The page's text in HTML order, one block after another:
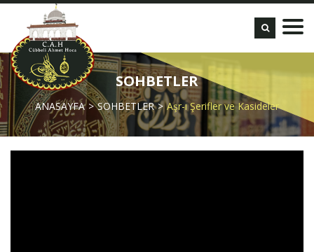
SOHBETLER
ANASAYFA SOHBETLER Aşr-ı Şerifler ve Kasideler